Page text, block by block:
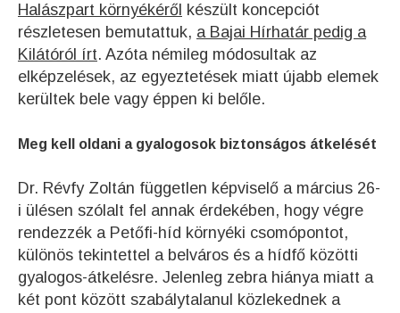
Halászpart környékéről készült koncepciót
részletesen bemutattuk, a Bajai Hírhatár pedig a
Kilátóról írt. Azóta némileg módosultak az
elképzelések, az egyeztetések miatt újabb elemek
kerültek bele vagy éppen ki belőle.
Meg kell oldani a gyalogosok biztonságos átkelését
Dr. Révfy Zoltán független képviselő a március 26-
i ülésen szólalt fel annak érdekében, hogy végre
rendezzék a Petőfi-híd környéki csomópontot,
különös tekintettel a belváros és a hídfő közötti
gyalogos-átkelésre. Jelenleg zebra hiánya miatt a
két pont között szabálytalanul közlekednek a